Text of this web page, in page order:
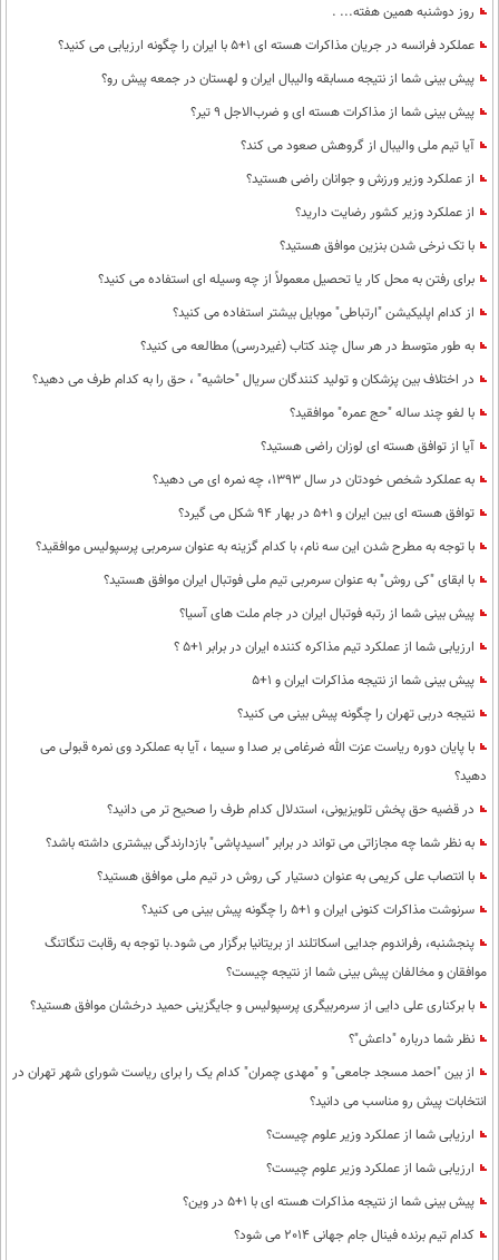
روز دوشنبه همین هفته... .
عملکرد فرانسه در جریان مذاکرات هسته ای 1+5 با ایران را چگونه ارزیابی می کنید؟
پیش بینی شما از نتیجه مسابقه والیبال ایران و لهستان در جمعه پیش رو؟
پیش بینی شما از مذاکرات هسته ای و ضرب‌الاجل 9 تیر؟
آیا تیم ملی والیبال از گروهش صعود می کند؟
از عملکرد وزیر ورزش و جوانان راضی هستید؟
از عملکرد وزیر کشور رضایت دارید؟
با تک نرخی شدن بنزین موافق هستید؟
برای رفتن به محل کار یا تحصیل معمولاً از چه وسیله ای استفاده می کنید؟
از کدام اپلیکیشن "ارتباطی" موبایل بیشتر استفاده می کنید؟
به طور متوسط در هر سال چند کتاب (غیردرسی) مطالعه می کنید؟
در اختلاف بین پزشکان و تولید کنندگان سریال "حاشیه" ، حق را به کدام طرف می دهید؟
با لغو چند ساله "حج عمره" موافقید؟
آیا از توافق هسته ای لوزان راضی هستید؟
به عملکرد شخص خودتان در سال 1393، چه نمره ای می دهید؟
توافق هسته ای بین ایران و 1+5 در بهار 94 شکل می گیرد؟
با توجه به مطرح شدن این سه نام، با کدام گزینه به عنوان سرمربی پرسپولیس موافقید؟
با ابقای "کی روش" به عنوان سرمربی تیم ملی فوتبال ایران موافق هستید؟
پیش بینی شما از رتبه فوتبال ایران در جام ملت های آسیا؟
ارزیابی شما از عملکرد تیم مذاکره کننده ایران در برابر 1+5 ؟
پیش بینی شما از نتیجه مذاکرات ایران و 1+5
نتیجه دربی تهران را چگونه پیش بینی می کنید؟
با پایان دوره ریاست عزت الله ضرغامی بر صدا و سیما ، آیا به عملکرد وی نمره قبولی می
دهید؟
در قضیه حق پخش تلویزیونی، استدلال کدام طرف را صحیح تر می دانید؟
به نظر شما چه مجازاتی می تواند در برابر "اسید‌پاشی" بازدارندگی بیشتری داشته باشد؟
با انتصاب علی کریمی به عنوان دستیار کی روش در تیم ملی موافق هستید؟
سرنوشت مذاکرات کنونی ایران و 1+5 را چگونه پیش بینی می کنید؟
پنجشنبه، رفراندوم جدایی اسکاتلند از بریتانیا برگزار می شود.با توجه به رقابت تنگاتنگ
موافقان و مخالفان پیش بینی شما از نتیجه چیست؟
با برکناری علی دایی از سرمربیگری پرسپولیس و جایگزینی حمید درخشان موافق هستید؟
نظر شما درباره "داعش"؟
از بین "احمد مسجد جامعی" و "مهدی چمران" کدام یک را برای ریاست شورای شهر تهران در
انتخابات پیش رو مناسب می دانید؟
ارزیابی شما از عملکرد وزیر علوم چیست؟
ارزیابی شما از عملکرد وزیر علوم چیست؟
پیش بینی شما از نتیجه مذاکرات هسته ای با 1+5 در وین؟
کدام تیم برنده فینال جام جهانی 2014 می شود؟